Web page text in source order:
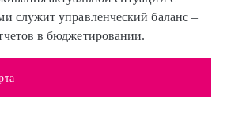
служит управленческий баланс –
в бюджетировании.